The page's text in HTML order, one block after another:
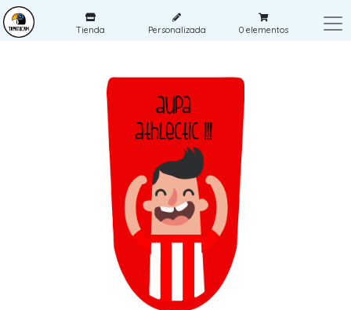
Tienda Personalizada 0elementos